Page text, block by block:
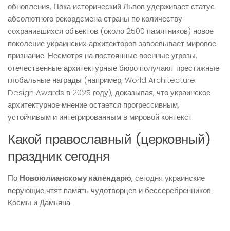
обновления. Пока исторический Львов удерживает статус
абсолютного рекордсмена страны по количеству
сохранившихся объектов (около 2500 памятников) новое
поколение украинских архитекторов завоевывает мировое
признание. Несмотря на постоянные военные угрозы,
отечественные архитектурные бюро получают престижные
глобальные награды (например, World Architecture
Design Awards в 2025 году), доказывая, что украинское
архитектурное мнение остается прогрессивным,
устойчивым и интегрированным в мировой контекст.
Какой православный (церковный)
праздник сегодня
По Новоюлианскому календарю, сегодня украинские
верующие чтят память чудотворцев и бессеребренников
Космы и Дамьяна.